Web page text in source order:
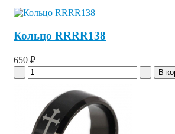
Кольцо RRRR138
650 ₽